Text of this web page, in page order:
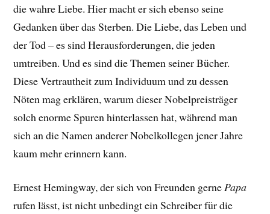
die wahre Liebe. Hier macht er sich ebenso seine
Gedanken über das Sterben. Die Liebe, das Leben und
der Tod – es sind Herausforderungen, die jeden
umtreiben. Und es sind die Themen seiner Bücher.
Diese Vertrautheit zum Individuum und zu dessen
Nöten mag erklären, warum dieser Nobelpreisträger
solch enorme Spuren hinterlassen hat, während man
sich an die Namen anderer Nobelkollegen jener Jahre
kaum mehr erinnern kann.
Ernest Hemingway, der sich von Freunden gernePapa
rufen lässt, ist nicht unbedingt ein Schreiber für die